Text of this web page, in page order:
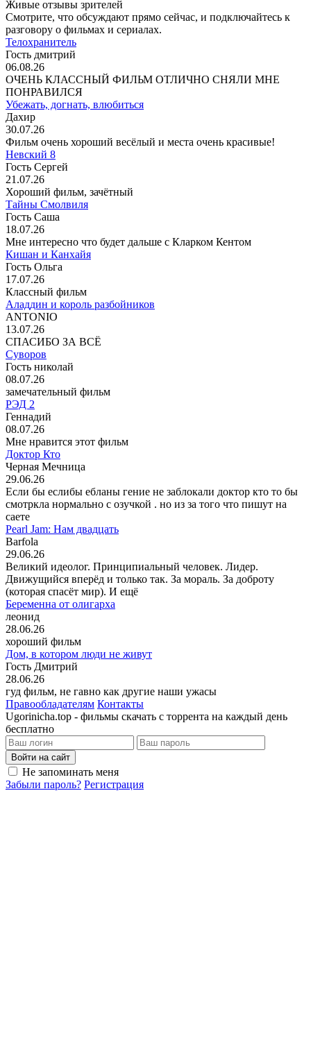
Живые отзывы зрителей
Смотрите, что обсуждают прямо сейчас, и подключайтесь к
разговору о фильмах и сериалах.
Телохранитель
Гость дмитрий
06.08.26
ОЧЕНЬ КЛАССНЫЙ ФИЛЬМ ОТЛИЧНО СНЯЛИ МНЕ
ПОНРАВИЛСЯ
Убежать, догнать, влюбиться
Дахир
30.07.26
Фильм очень хороший весёлый и места очень красивые!
Невский 8
Гость Сергей
21.07.26
Хороший фильм, зачётный
Тайны Смолвиля
Гость Саша
18.07.26
Мне интересно что будет дальше с Кларком Кентом
Кишан и Канхайя
Гость Ольга
17.07.26
Классный фильм
Аладдин и король разбойников
ANTONIO
13.07.26
СПАСИБО ЗА ВСЁ
Суворов
Гость николай
08.07.26
замечательный фильм
РЭД 2
Геннадий
08.07.26
Мне нравится этот фильм
Доктор Кто
Черная Мечница
29.06.26
Если бы еслибы ебланы гение не заблокали доктор кто то бы
смотркла нормально с озучкой . но из за того что пишут на
саете
Pearl Jam: Нам двадцать
Barfola
29.06.26
Великий идеолог. Принципиальный человек. Лидер.
Движущийся вперёд и только так. За мораль. За доброту
(которая спасёт мир). И ещё
Беременна от олигарха
леонид
28.06.26
хороший фильм
Дом, в котором люди не живут
Гость Дмитрий
28.06.26
гуд фильм, не гавно как другие наши ужасы
Правообладателям Контакты
Ugorinicha.top - фильмы скачать с торрента на каждый день
бесплатно
Войти на сайт
Не запоминать меня
Забыли пароль? Регистрация